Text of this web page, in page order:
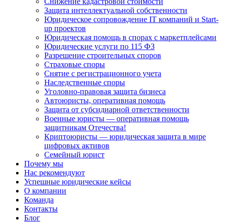
Защита интеллектуальной собственности
Юридическое сопровождение IT компаний и Start-
up проектов
Юридическая помощь в спорах с маркетплейсами
Юридические услуги по 115 ФЗ
Разрешение строительных споров
Страховые споры
Снятие с регистрационного учета
Наследственные споры
Уголовно-правовая защита бизнеса
Автоюристы, оперативная помощь
Защита от субсидиарной ответственности
Военные юристы — оперативная помощь
защитникам Отечества!
Криптоюристы — юридическая защита в мире
цифровых активов
Семейный юрист
Почему мы
Нас рекомендуют
Успешные юридические кейсы
О компании
Команда
Контакты
Блог